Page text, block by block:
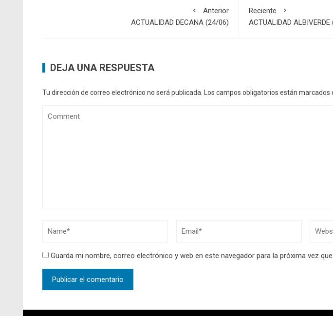
Anterior
ACTUALIDAD DECANA (24/06)
Reciente
ACTUALIDAD
DEJA UNA RESPUESTA
Tu dirección de correo electrónico no será publicada. Los campos obligatorios están marcados
Guarda mi nombre, correo electrónico y web en este navegador para la próxima vez